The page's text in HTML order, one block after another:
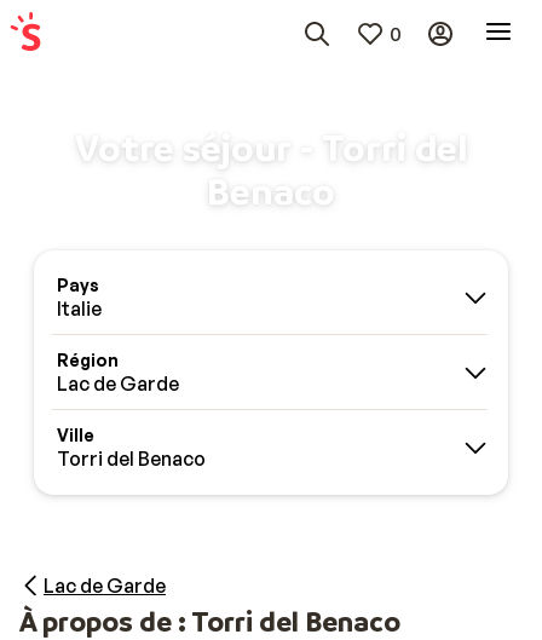
0
Votre séjour - Torri del
Benaco
Pays
Italie
Région
Lac de Garde
Ville
Torri del Benaco
Lac de Garde
À propos de : Torri del Benaco